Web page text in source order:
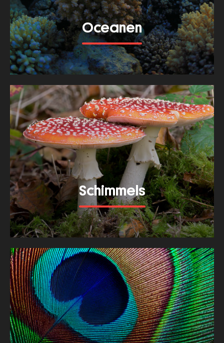
Oceanen
Bekijk meer van dit thema
Schimmels
Bekijk meer van dit thema